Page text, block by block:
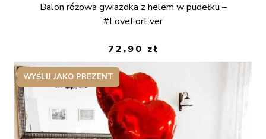
Balon różowa gwiazdka z helem w pudełku –
#LoveForEver
72,90 zł
WYŚLIJ JAKO PREZENT